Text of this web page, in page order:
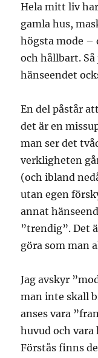
Hela mitt liv
gamla hus,
högsta mode –
och hållbart.
hänseendet
En del påstår
det är en
man ser det
verkligheten
(och ibland
utan egen
annat
”trendig”. Det
göra som man
Jag avskyr
man inte skall
anses vara
huvud och
Förstås finns